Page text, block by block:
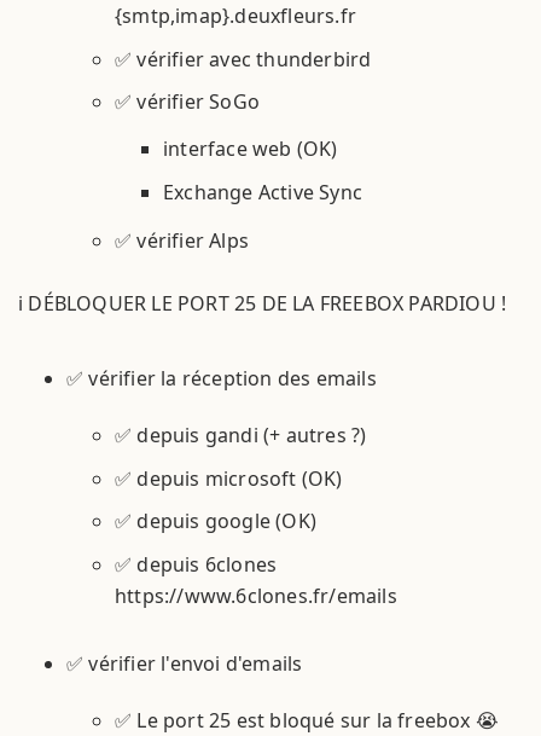
{smtp,imap}.deuxfleurs.fr
✅ vérifier avec thunderbird
✅ vérifier SoGo
interface web (OK)
Exchange Active Sync
✅ vérifier Alps
ℹ️ DÉBLOQUER LE PORT 25 DE LA FREEBOX PARDIOU !
✅ vérifier la réception des emails
✅ depuis gandi (+ autres ?)
✅ depuis microsoft (OK)
✅ depuis google (OK)
✅ depuis 6clones
https://www.6clones.fr/emails
✅ vérifier l'envoi d'emails
✅ Le port 25 est bloqué sur la freebox 😭